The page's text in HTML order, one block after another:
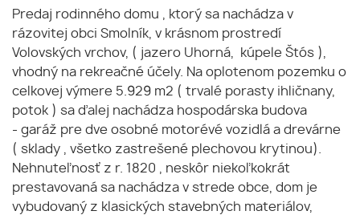
Predaj rodinného domu , ktorý sa nachádza v
rázovitej obci Smolník, v krásnom prostredí
Volovských vrchov, ( jazero Uhorná, kúpele Štós ),
vhodný na rekreačné účely. Na oplotenom pozemku o
celkovej výmere 5.929 m2 ( trvalé porasty ihličnany,
potok ) sa ďalej nachádza hospodárska budova
- garáž pre dve osobné motorévé vozidlá a drevárne
( sklady , všetko zastrešené plechovou krytinou).
Nehnuteľnosť z r. 1820 , neskôr niekoľkokrát
prestavovaná sa nachádza v strede obce, dom je
vybudovaný z klasických stavebných materiálov,